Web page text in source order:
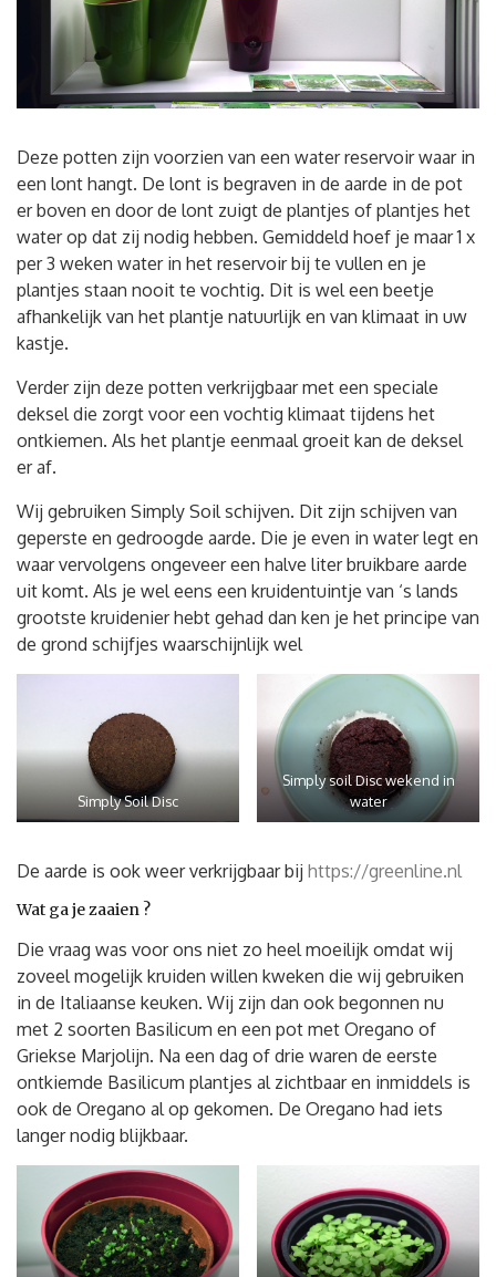
Deze potten zijn voorzien van een water reservoir waar in
een lont hangt. De lont is begraven in de aarde in de pot
er boven en door de lont zuigt de plantjes of plantjes het
water op dat zij nodig hebben. Gemiddeld hoef je maar 1 x
per 3 weken water in het reservoir bij te vullen en je
plantjes staan nooit te vochtig. Dit is wel een beetje
afhankelijk van het plantje natuurlijk en van klimaat in uw
kastje.
Verder zijn deze potten verkrijgbaar met een speciale
deksel die zorgt voor een vochtig klimaat tijdens het
ontkiemen. Als het plantje eenmaal groeit kan de deksel
er af.
Wij gebruiken Simply Soil schijven. Dit zijn schijven van
geperste en gedroogde aarde. Die je even in water legt en
waar vervolgens ongeveer een halve liter bruikbare aarde
uit komt. Als je wel eens een kruidentuintje van ‘s lands
grootste kruidenier hebt gehad dan ken je het principe van
de grond schijfjes waarschijnlijk wel
Simply Soil Disc
Simply soil Disc wekend in
water
De aarde is ook weer verkrijgbaar bij https://greenline.nl
Wat ga je zaaien ?
Die vraag was voor ons niet zo heel moeilijk omdat wij
zoveel mogelijk kruiden willen kweken die wij gebruiken
in de Italiaanse keuken. Wij zijn dan ook begonnen nu
met 2 soorten Basilicum en een pot met Oregano of
Griekse Marjolijn. Na een dag of drie waren de eerste
ontkiemde Basilicum plantjes al zichtbaar en inmiddels is
ook de Oregano al op gekomen. De Oregano had iets
langer nodig blijkbaar.